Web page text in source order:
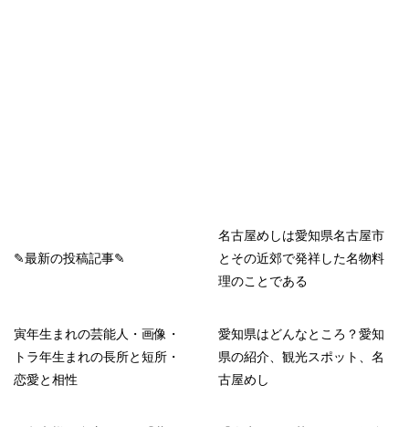
✎最新の投稿記事✎
名古屋めしは愛知県名古屋市
とその近郊で発祥した名物料
理のことである
寅年生まれの芸能人・画像・
トラ年生まれの長所と短所・
恋愛と相性
愛知県はどんなところ？愛知
県の紹介、観光スポット、名
古屋めし